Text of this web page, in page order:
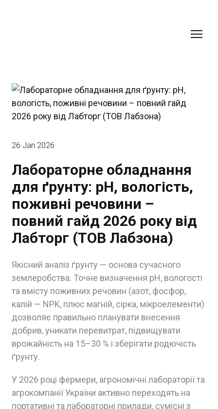
26 Jan 2026
Лабораторне обладнання
для ґрунту: pH, вологість,
поживні речовини –
повний гайд 2026 року від
Лабторг (ТОВ Лабзона)
Якісний аналіз ґрунту — основа сучасного
землеробства. Точне визначення pH, вологості
та вмісту поживних речовин (азот, фосфор,
калій — NPK, плюс магній, сірка, мікроелементи)
дозволяє правильно планувати внесення
добрив, уникати перевитрат, підвищувати
врожайність на 15–30 % і зберігати родючість
ґрунту.
У 2026 році фермери, агрономічні лабораторії та
агрокомпанії України активно переходять на
портативні та лабораторні прилади, сумісні з